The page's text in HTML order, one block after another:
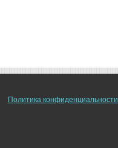
Политика конфиденциальности